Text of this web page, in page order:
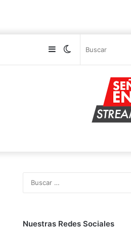
Switch
Sidebar
Nuestras Redes Sociales